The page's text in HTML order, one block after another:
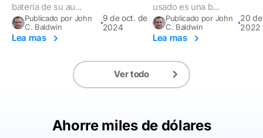
batería de su au...
Publicado por John
C. Baldwin
9 de oct. de
2024
Lea mas
usado es una b...
Publicado por John
C. Baldwin
20
2022
Lea mas
Ver todo
Ahorre miles de dólares